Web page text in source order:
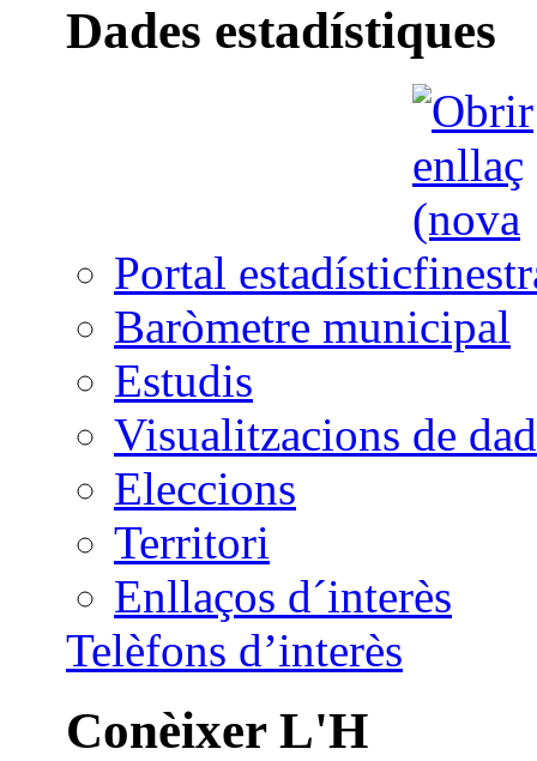
Dades estadístiques
Portal estadístic
Baròmetre municipal
Estudis
Visualitzacions de
Eleccions
Territori
Enllaços d´interès
Telèfons d’interès
Conèixer L'H